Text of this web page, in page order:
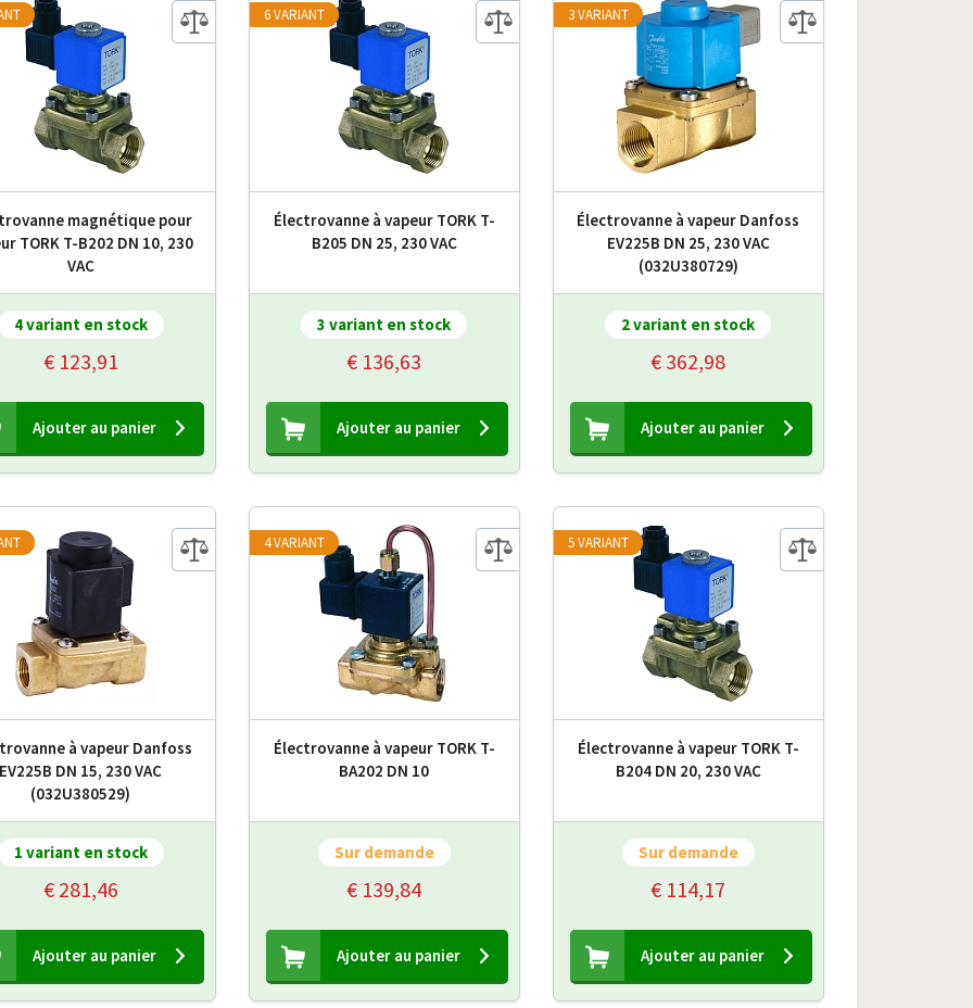
magnétique pour
TORK T-B202 DN 10, 230
VAC
4 variant en stock
€ 123,91
Ajouter au panier
Électrovanne à vapeur TORK T-
B205 DN 25, 230 VAC
3 variant en stock
€ 136,63
Ajouter au panier
6 VARIANT
Électrovanne à vapeur Danfoss
EV225B DN 25, 230 VAC
(032U380729)
2 variant en stock
€ 362,98
Ajouter au panier
3 VARIANT
à vapeur Danfoss
EV225B DN 15, 230 VAC
(032U380529)
1 variant en stock
€ 281,46
Ajouter au panier
Électrovanne à vapeur TORK T-
BA202 DN 10
Sur demande
€ 139,84
Ajouter au panier
4 VARIANT
Électrovanne à vapeur TORK T-
B204 DN 20, 230 VAC
Sur demande
€ 114,17
Ajouter au panier
5 VARIANT